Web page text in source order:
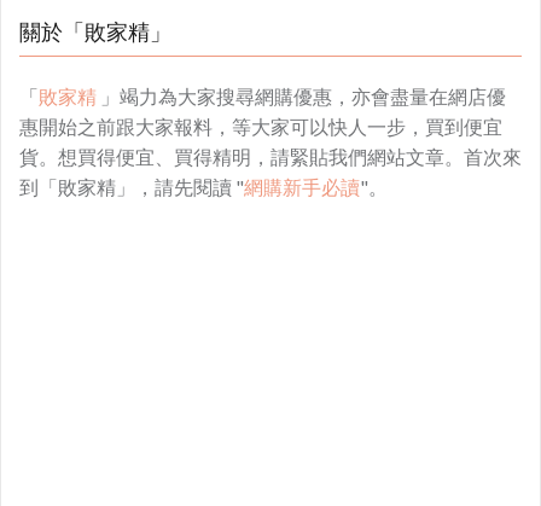
關於「敗家精」
「敗家精 」竭力為大家搜尋網購優惠，亦會盡量在網店優
惠開始之前跟大家報料，等大家可以快人一步，買到便宜
貨。想買得便宜、買得精明，請緊貼我們網站文章。首次來
到「敗家精」，請先閱讀 "網購新手必讀"。